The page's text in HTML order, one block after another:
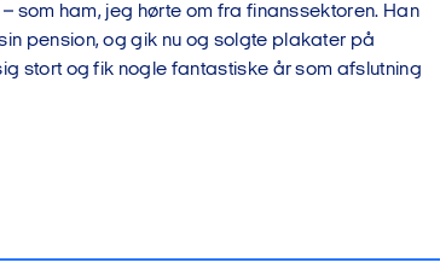
som ham, jeg hørte om fra finanssektoren. Han
pension, og gik nu og solgte plakater på
stort og fik nogle fantastiske år som afslutning